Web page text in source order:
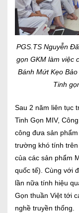
PGS.TS Nguyễn
gọn GKM làm việc
Bánh Mứt Kẹo
Tinh
Sau 2 năm liên tục
Tinh Gọn MIV,
công đưa sản
trường khó tính
của các sản phẩm
quốc tế). Cùng với
lần nữa tính hiệu
Gọn thuần Việt tới
nghề truyền thống.